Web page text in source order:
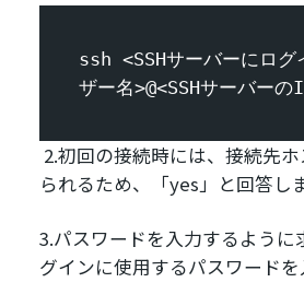
ssh <SSHサーバーにログ
ザー名>@<SSHサーバー
2.初回の接続時には、接続先
られるため、「yes」と回答しま
3.パスワードを入力するように
グインに使用するパスワードを